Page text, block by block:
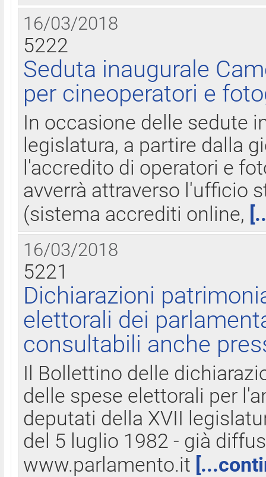
16/03/2018
5222
Seduta inaugurale
per cineoperatori e
In occasione delle sedute
legislatura, a partire dalla
l'accredito di operatori e
avverrà attraverso l'ufficio
(sistema accrediti online,
16/03/2018
5221
Dichiarazioni
elettorali dei
consultabili anche
Il Bollettino delle
delle spese elettorali per
deputati della XVII
del 5 luglio 1982 - già
www.parlamento.it